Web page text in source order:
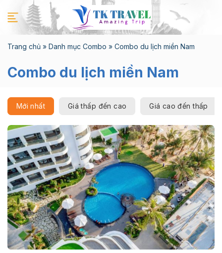
Chuyển
đến
dung
Trang chủ » Danh mục Combo » Combo du lịch miền Nam
Combo du lịch miền Nam
Mới nhất Giá thấp đến cao Giá cao đến thấp